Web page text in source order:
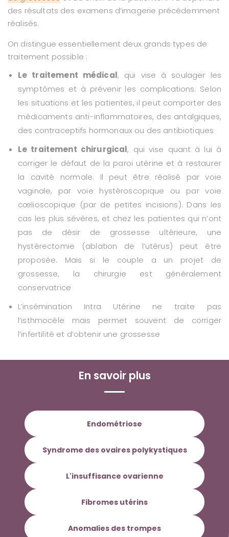
des résultats des examens d’imagerie précédemment
réalisés.
On distingue essentiellement deux grands types de
traitement possible :
Le traitement médical, qui vise à soulager les
symptômes et à prévenir les complications. Selon
les situations et les patientes, il peut comporter des
médicaments anti-inflammatoires, des antalgiques,
des contraceptifs hormonaux ou des antibiotiques
Le traitement chirurgical, qui vise quant à lui à
corriger le défaut de la paroi utérine et à restaurer
la cavité normale. Il peut être réalisé par voie
vaginale, par voie hystéroscopique ou par voie
cœlioscopique (par de petites incisions). Dans les
cas les plus sévères, et chez les patientes qui n’ont
pas de désir de grossesse ultérieure, une
hystérectomie (ablation de l’utérus) peut être
proposée. Mais si le couple a un projet de
grossesse, la chirurgie est généralement
conservatrice
L’insémination Intra Utérine ne traite pas
l’isthmocèle mais permet souvent de corriger
l’infertilité et d’obtenir une grossesse
En savoir plus
Endométriose
Syndrome des ovaires polykystiques
L'insuffisance ovarienne
Fibromes utérins
Anomalies des trompes